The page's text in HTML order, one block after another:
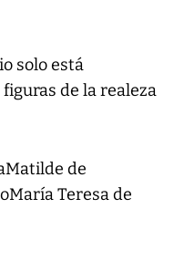
solo está
de la realeza
de
Teresa de